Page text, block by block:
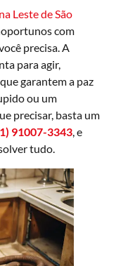
Leste de São
com
precisa. A
para agir,
garantem a paz
ou um
precisar, basta um
91007-3343 , e
tudo.